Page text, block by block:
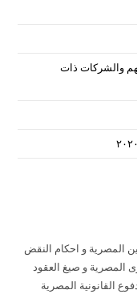
والشركات ذات
المصرية و احكام النقض
المصرية و صيغ العقود
القانونية المصرية